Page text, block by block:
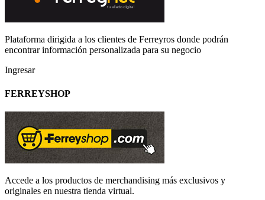
Plataforma dirigida a los clientes de Ferreyros donde podrán
encontrar información personalizada para su negocio
Ingresar
FERREYSHOP
Accede a los productos de merchandising más exclusivos y
originales en nuestra tienda virtual.